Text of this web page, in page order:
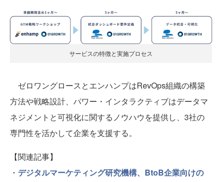
サービスの特徴と実施プロセス
ゼロワングロースとエンハンプはRevOps組織の構築
方法や戦略設計、パワー・インタラクティブはデータマ
ネジメントと可視化に関するノウハウを提供し、3社の
専門性を活かして企業を支援する。
【関連記事】
・ デジタルマーケティング研究機構、BtoB企業向けの